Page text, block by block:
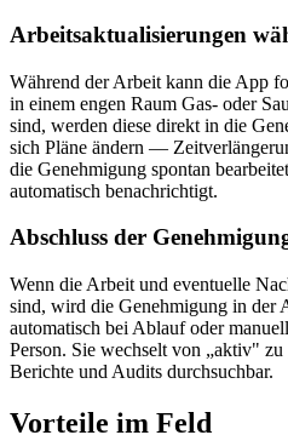
Arbeitsaktualisierungen
Während der Arbeit kann die App
in einem engen Raum Gas- oder
sind, werden diese direkt in die
sich Pläne ändern —
die Genehmigung spontan
automatisch benachrichtigt.
Abschluss der
Wenn die Arbeit und eventuelle
sind, wird die Genehmigung in der
automatisch bei Ablauf oder
Person. Sie wechselt von „aktiv"
Berichte und Audits durchsuchbar.
Vorteile im Feld